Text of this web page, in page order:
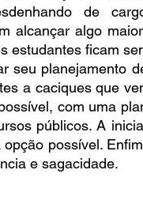
de
alcançar algo
estudantes ficam
seu planejamento
a caciques que
com uma
públicos. A
possível.
e sagacidade.